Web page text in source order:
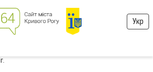
Укр